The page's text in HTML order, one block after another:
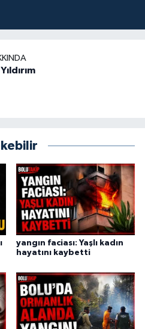
yangın faciası: Yaşlı kadın
hayatını kaybetti